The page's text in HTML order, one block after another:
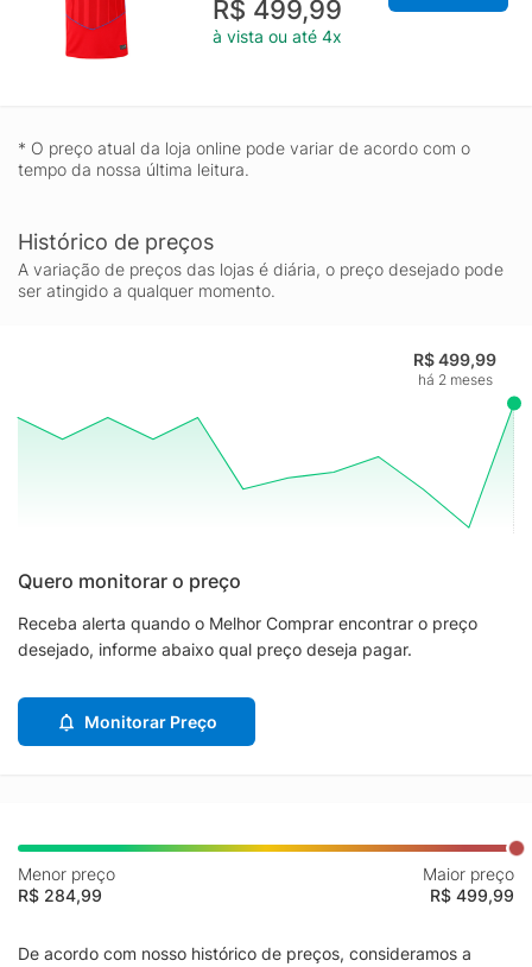
R$ 499,99
à vista ou até 4x
* O preço atual da loja online pode variar de acordo com o
tempo da nossa última leitura.
Histórico de preços
A variação de preços das lojas é diária, o preço desejado pode
ser atingido a qualquer momento.
R$ 499,99
há 2 meses
Quero monitorar o preço
Receba alerta quando o Melhor Comprar encontrar o preço
desejado, informe abaixo qual preço deseja pagar.
Monitorar Preço
Menor preço
R$ 284,99
Maior preço
R$ 499,99
De acordo com nosso histórico de preços, consideramos a